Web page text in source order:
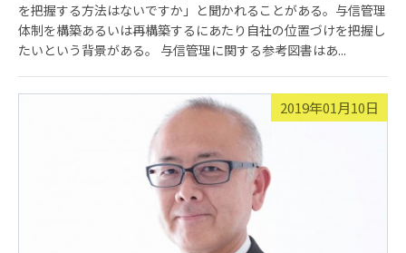
を把握する方法はないですか」と聞かれることがある。与信管理
体制を構築あるいは再構築するにあたり自社の位置づけを把握し
たいという背景がある。 与信管理に関する参考図書はあ...
2019年01月10日